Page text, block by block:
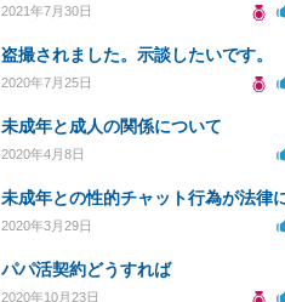
2021年7月30日
盗撮されました。示談したいです。
2020年7月25日
未成年と成人の関係について
2020年4月8日
2020年3月29日
パパ活契約どうすれば
2020年10月23日